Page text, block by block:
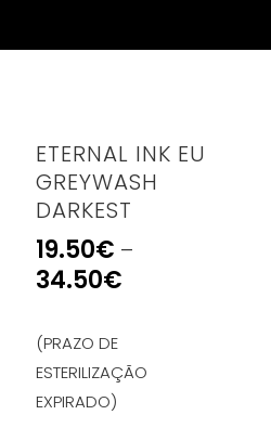
ETERNAL INK EU
GREYWASH
DARKEST
19.50€ –
34.50€
(PRAZO DE
ESTERILIZAÇÃO
EXPIRADO)